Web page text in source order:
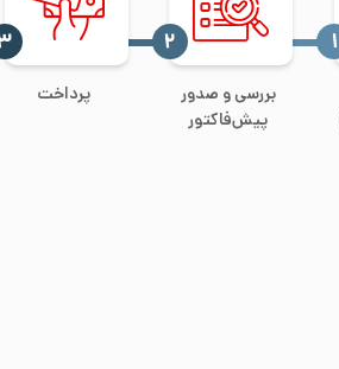
‍۱
بررسی و صدور
پیش‌فاکتور
‍۲
پرداخت